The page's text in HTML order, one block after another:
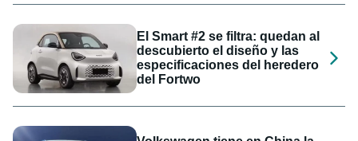
El Smart #2 se filtra: quedan al
descubierto el diseño y las
especificaciones del heredero
del Fortwo